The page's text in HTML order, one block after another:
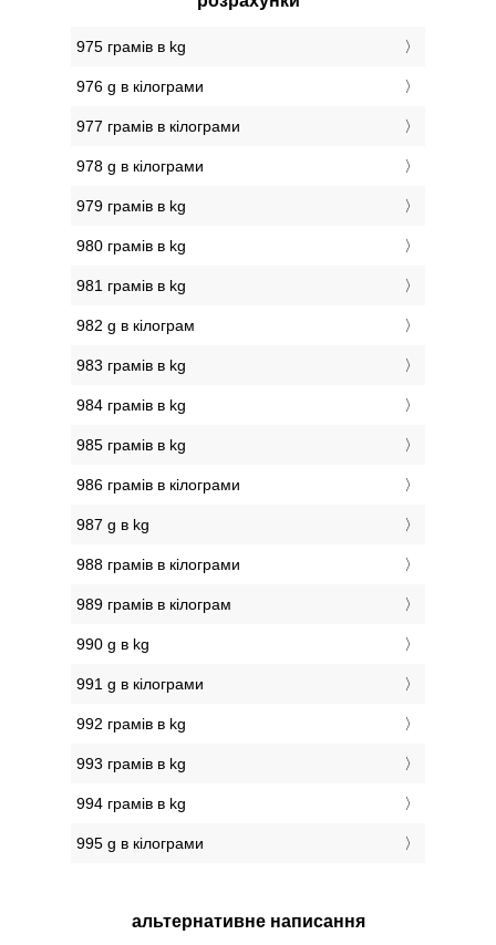
975 грамів в kg
976 g в кілограми
977 грамів в кілограми
978 g в кілограми
979 грамів в kg
980 грамів в kg
981 грамів в kg
982 g в кілограм
983 грамів в kg
984 грамів в kg
985 грамів в kg
986 грамів в кілограми
987 g в kg
988 грамів в кілограми
989 грамів в кілограм
990 g в kg
991 g в кілограми
992 грамів в kg
993 грамів в kg
994 грамів в kg
995 g в кілограми
альтернативне написання